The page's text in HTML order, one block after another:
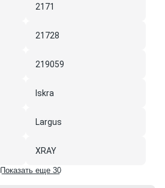
2171
21728
219059
Iskra
Largus
XRAY
Показать еще 30